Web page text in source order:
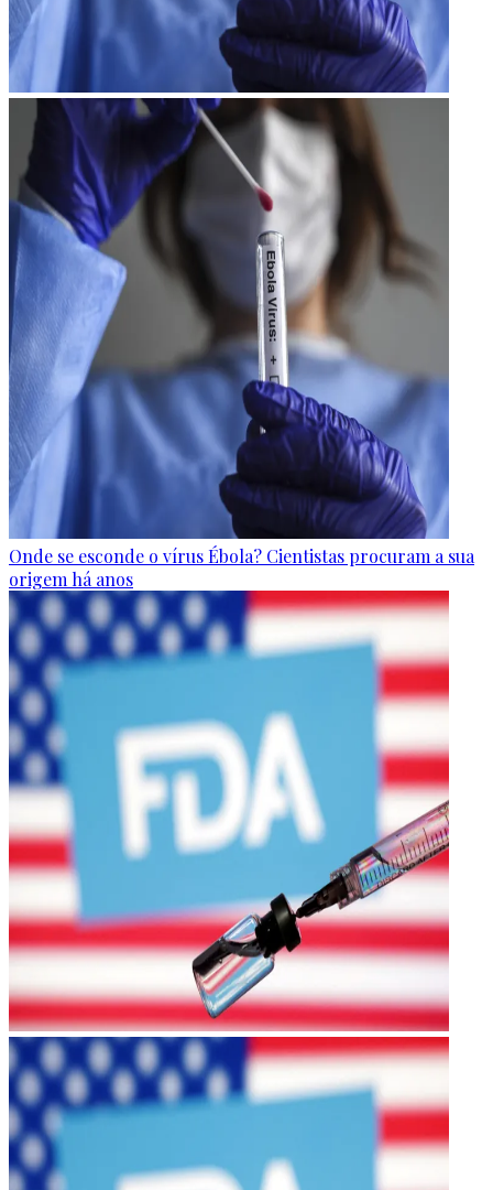
Onde se esconde o vírus Ébola? Cientistas procuram a sua
origem há anos